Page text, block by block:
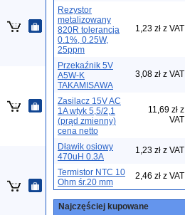
Rezystor
metalizowany
820R tolerancja
0.1%, 0.25W,
25ppm
1,23 zł z VAT
Przekaźnik 5V
A5W-K
TAKAMISAWA
3,08 zł z VAT
Zasilacz 15V AC
1A wtyk 5,5/2,1
(prąd zmienny)
cena netto
11,69 zł z
VAT
Dławik osiowy
470uH 0.3A
1,23 zł z VAT
Termistor NTC 10
Ohm śr.20 mm
2,46 zł z VAT
Najczęściej kupowane